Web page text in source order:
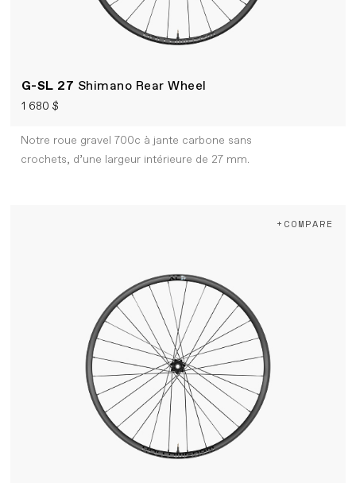
G-SL 27 Shimano Rear Wheel
1 680 $
Notre roue gravel 700c à jante carbone sans
crochets, d’une largeur intérieure de 27 mm.
+COMPARE